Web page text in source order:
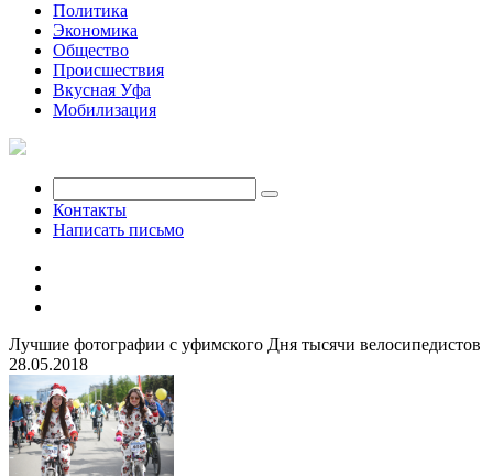
Политика
Экономика
Общество
Происшествия
Вкусная Уфа
Мобилизация
Контакты
Написать письмо
Лучшие фотографии с уфимского Дня тысячи велосипедистов
28.05.2018